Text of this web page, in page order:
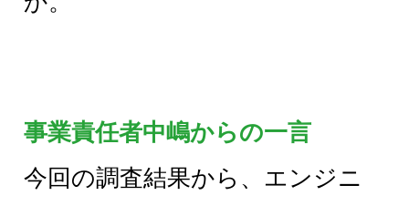
事業責任者中嶋からの一言
今回の調査結果から、エンジニ